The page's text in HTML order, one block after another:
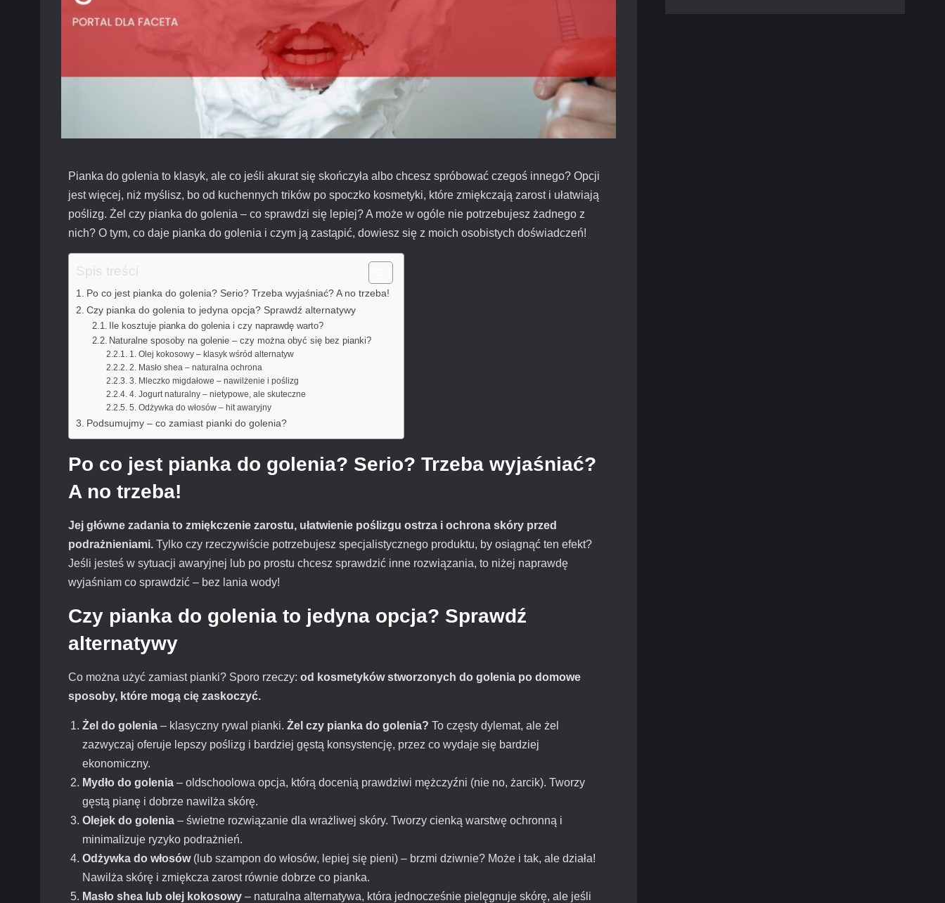
Pianka do golenia to klasyk, ale co jeśli akurat się skończyła albo chcesz spróbować czegoś innego? Opcji
jest więcej, niż myślisz, bo od kuchennych trików po spoczko kosmetyki, które zmiękczają zarost i ułatwiają
poślizg. Żel czy pianka do golenia – co sprawdzi się lepiej? A może w ogóle nie potrzebujesz żadnego z
nich? O tym, co daje pianka do golenia i czym ją zastąpić, dowiesz się z moich osobistych doświadczeń!
Spis treści
Po co jest pianka do golenia? Serio? Trzeba wyjaśniać? A no trzeba!
Czy pianka do golenia to jedyna opcja? Sprawdź alternatywy
Ile kosztuje pianka do golenia i czy naprawdę warto?
Naturalne sposoby na golenie – czy można obyć się bez pianki?
1. Olej kokosowy – klasyk wśród alternatyw
2. Masło shea – naturalna ochrona
3. Mleczko migdałowe – nawilżenie i poślizg
4. Jogurt naturalny – nietypowe, ale skuteczne
5. Odżywka do włosów – hit awaryjny
Podsumujmy – co zamiast pianki do golenia?
Po co jest pianka do golenia? Serio? Trzeba wyjaśniać?
A no trzeba!
Jej główne zadania to zmiękczenie zarostu, ułatwienie poślizgu ostrza i ochrona skóry przed
podrażnieniami. Tylko czy rzeczywiście potrzebujesz specjalistycznego produktu, by osiągnąć ten efekt?
Jeśli jesteś w sytuacji awaryjnej lub po prostu chcesz sprawdzić inne rozwiązania, to niżej naprawdę
wyjaśniam co sprawdzić – bez lania wody!
Czy pianka do golenia to jedyna opcja? Sprawdź
alternatywy
Co można użyć zamiast pianki? Sporo rzeczy: od kosmetyków stworzonych do golenia po domowe
sposoby, które mogą cię zaskoczyć.
Żel do golenia – klasyczny rywal pianki. Żel czy pianka do golenia? To częsty dylemat, ale żel
zazwyczaj oferuje lepszy poślizg i bardziej gęstą konsystencję, przez co wydaje się bardziej
ekonomiczny.
Mydło do golenia – oldschoolowa opcja, którą docenią prawdziwi mężczyźni (nie no, żarcik). Tworzy
gęstą pianę i dobrze nawilża skórę.
Olejek do golenia – świetne rozwiązanie dla wrażliwej skóry. Tworzy cienką warstwę ochronną i
minimalizuje ryzyko podrażnień.
Odżywka do włosów(lub szampon do włosów, lepiej się pieni) – brzmi dziwnie? Może i tak, ale działa!
Nawilża skórę i zmiękcza zarost równie dobrze co pianka.
Masło shea lub olej kokosowy – naturalna alternatywa, która jednocześnie pielęgnuje skórę, ale jeśli